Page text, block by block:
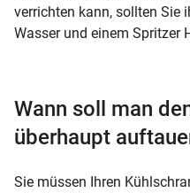
verrichten kann, sollten Sie
Wasser und einem Spritzer
Wann soll man
überhaupt
Sie müssen Ihren